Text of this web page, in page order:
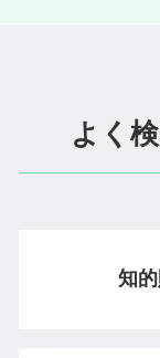
よく
知